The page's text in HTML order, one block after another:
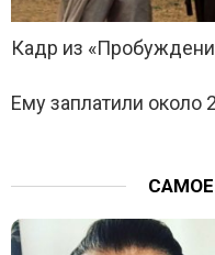
Кадр из
Ему заплатили около